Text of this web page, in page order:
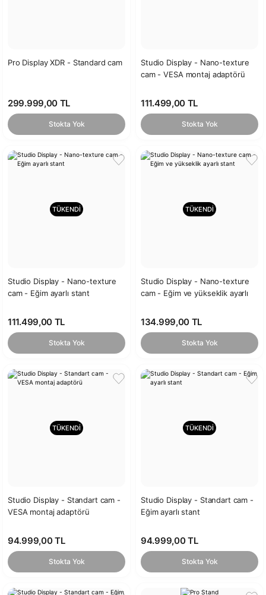
Pro Display XDR - Standard cam
299.999,00 TL
Stokta Yok
Studio Display - Nano-texture
cam - VESA montaj adaptörü
111.499,00 TL
Stokta Yok
TÜKENDİ
Studio Display - Nano-texture
cam - Eğim ayarlı stant
111.499,00 TL
Stokta Yok
TÜKENDİ
Studio Display - Nano-texture
cam - Eğim ve yükseklik ayarlı
134.999,00 TL
Stokta Yok
TÜKENDİ
Studio Display - Standart cam -
VESA montaj adaptörü
94.999,00 TL
Stokta Yok
TÜKENDİ
Studio Display - Standart cam -
Eğim ayarlı stant
94.999,00 TL
Stokta Yok